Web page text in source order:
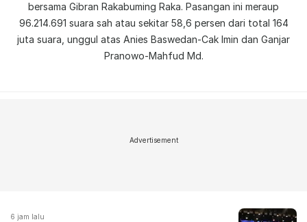
bersama Gibran Rakabuming Raka. Pasangan ini meraup
96.214.691 suara sah atau sekitar 58,6 persen dari total 164
juta suara, unggul atas Anies Baswedan-Cak Imin dan Ganjar
Pranowo-Mahfud Md.
Advertisement
6 jam lalu